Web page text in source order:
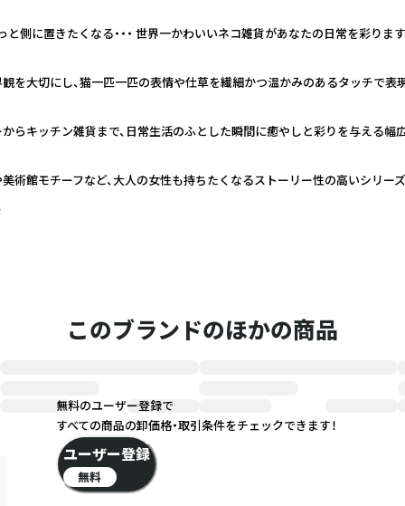
と側に置きたくなる・・・ 世界一かわいいネコ雑貨があなたの日常を彩ります
を大切にし、猫一匹一匹の表情や仕草を繊細かつ温かみのあるタッチで表
らキッチン雑貨まで、日常生活のふとした瞬間に癒やしと彩りを与える幅
術館モチーフなど、大人の女性も持ちたくなるストーリー性の高いシリー
このブランドのほかの商品
無料のユーザー登録で
すべての商品の卸価格・取引条件をチェックできます！
ユーザー登録
無料